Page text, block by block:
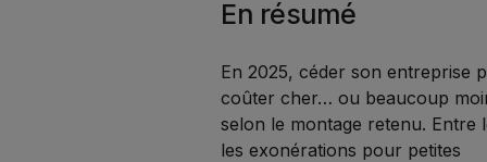
En résumé
En 2025, céder son entreprise
coûter cher… ou beaucoup
selon le montage retenu. Entre
les exonérations pour petites